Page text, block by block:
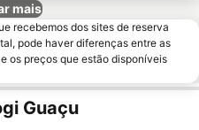
mais
recebemos dos sites de reserva
pode haver diferenças entre as
os preços que estão disponíveis
Guaçu